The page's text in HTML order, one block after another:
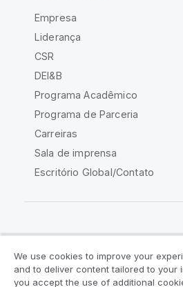
Empresa
Liderança
CSR
DEI&B
Programa Acadêmico
Programa de Parceria
Carreiras
Sala de imprensa
Escritório Global/Contato
Acordos legais Termos do
We use cookies to improve your
and to deliver content tailored to your
you accept the use of additional